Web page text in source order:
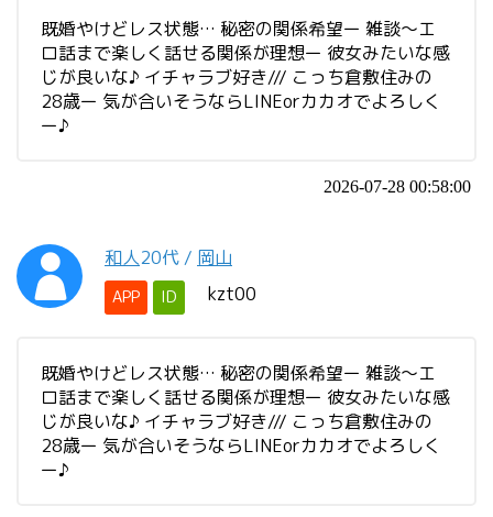
既婚やけどレス状態… 秘密の関係希望ー 雑談～エ
ロ話まで楽しく話せる関係が理想ー 彼女みたいな感
じが良いな♪ イチャラブ好き/// こっち倉敷住みの
28歳ー 気が合いそうならLINEorカカオでよろしく
ー♪
2026-07-28 00:58:00
和人20代 / 岡山
APP ID kzt00
既婚やけどレス状態… 秘密の関係希望ー 雑談～エ
ロ話まで楽しく話せる関係が理想ー 彼女みたいな感
じが良いな♪ イチャラブ好き/// こっち倉敷住みの
28歳ー 気が合いそうならLINEorカカオでよろしく
ー♪